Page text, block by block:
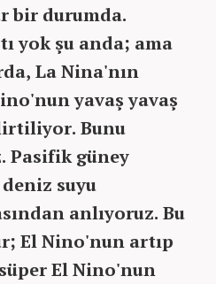
bir durumda.
yok şu anda; ama
La Nina'nın
yavaş yavaş
Bunu
Pasifik güney
deniz suyu
anlıyoruz. Bu
El Nino'nun artıp
El Nino'nun